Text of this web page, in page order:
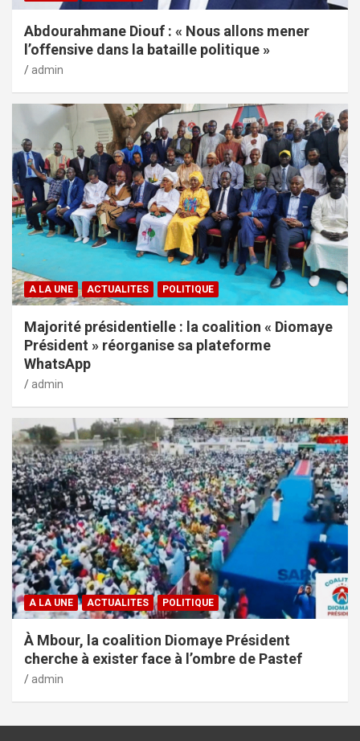
Abdourahmane Diouf : « Nous allons mener
l’offensive dans la bataille politique »
admin
A LA UNE ACTUALITES POLITIQUE
Majorité présidentielle : la coalition « Diomaye
Président » réorganise sa plateforme
WhatsApp
admin
A LA UNE ACTUALITES POLITIQUE
À Mbour, la coalition Diomaye Président
cherche à exister face à l’ombre de Pastef
admin